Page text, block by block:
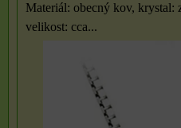
Materiál: obecný kov, krystal:
velikost: cca...